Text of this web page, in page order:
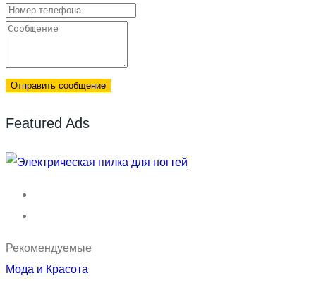
Отправить сообщение
Featured Ads
Рекомендуемые
Мода и Красота